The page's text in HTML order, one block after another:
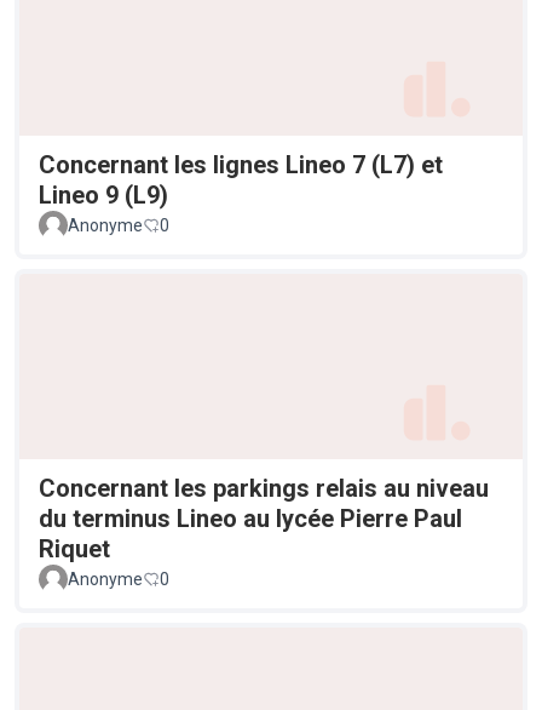
Concernant les lignes Lineo 7 (L7) et
Lineo 9 (L9)
Anonyme 0
Concernant les parkings relais au niveau
du terminus Lineo au lycée Pierre Paul
Riquet
Anonyme 0